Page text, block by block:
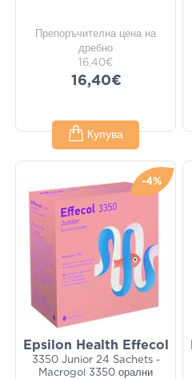
Препоръчителна цена на
дребно
16,40€
16,40€
Купува
-4%
Epsilon Health Effecol
3350 Junior 24 Sachets -
Macrogol 3350 орални